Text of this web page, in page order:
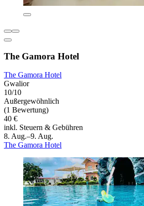
The Gamora Hotel
The Gamora Hotel
Gwalior
10/10
Außergewöhnlich
(1 Bewertung)
40 €
inkl. Steuern & Gebühren
8. Aug.–9. Aug.
The Gamora Hotel